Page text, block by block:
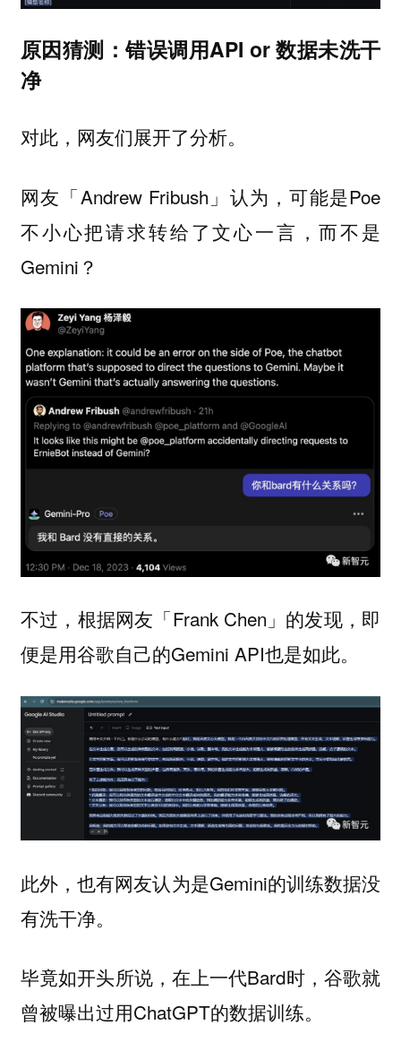
原因猜测：错误调用API or 数据未洗干
净
对此，网友们展开了分析。
网友「Andrew Fribush」认为，可能是Poe
不小心把请求转给了文心一言，而不是
Gemini？
不过，根据网友「Frank Chen」的发现，即
便是用谷歌自己的Gemini API也是如此。
此外，也有网友认为是Gemini的训练数据没
有洗干净。
毕竟如开头所说，在上一代Bard时，谷歌就
曾被曝出过用ChatGPT的数据训练。